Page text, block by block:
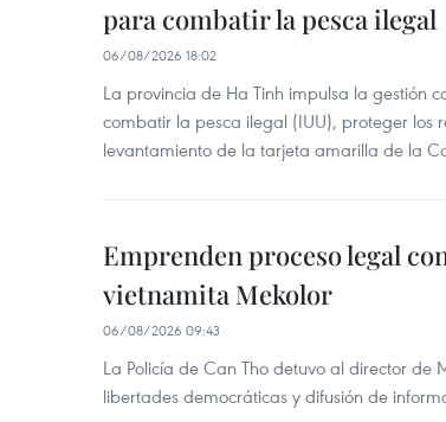
para combatir la pesca ilegal
06/08/2026 18:02
La provincia de Ha Tinh impulsa la gestión
combatir la pesca ilegal (IUU), proteger los
levantamiento de la tarjeta amarilla de la
Emprenden proceso legal
vietnamita Mekolor
06/08/2026 09:43
La Policía de Can Tho detuvo al director de
libertades democráticas y difusión de